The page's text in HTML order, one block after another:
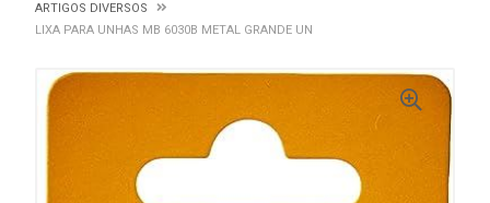
ARTIGOS DIVERSOS
LIXA PARA UNHAS MB 6030B METAL GRANDE UN